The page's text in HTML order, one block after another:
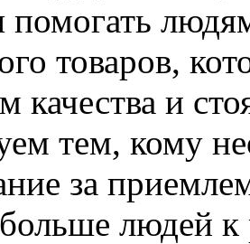
помогать
товаров,
качества и
тем, кому
за
людей